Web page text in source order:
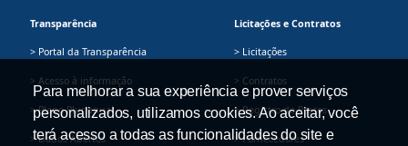
Transparência
> Portal da Transparência
> Acesso à informação
> Plano Plurianual
> Dados Abertos
Licitações e Contratos
> Licitações
> Contratos
> Registro de Preços
> Fornecedores
Para melhorar a sua experiência e prover serviços
personalizados, utilizamos cookies. Ao aceitar, você
terá acesso a todas as funcionalidades do site e